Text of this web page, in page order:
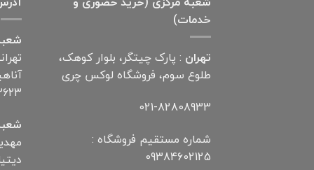
خدمات)
تهران : پارک چیتگر، بلوار کوهک،
طلوع سوم، فروشگاه لوکس چری
021-82808933
شماره مستقیم فروشگاه :
09384602125
دیتیلر)